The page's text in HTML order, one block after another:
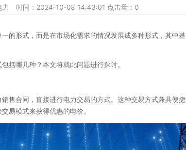
力 时间：2024-10-08 14:43:01 点击量： 0
形式，而是在市场化需求的情况发展成多种形式，其中
哪几种？本文将就此问题进行探讨。
合同，直接进行电力交易的方式。这种交易方式兼具便
易模式来获得优惠的电价。